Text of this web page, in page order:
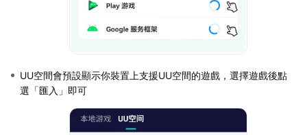
UU空間會預設顯示你裝置上支援UU空間的遊戲，選擇遊戲後點
選「匯入」即可